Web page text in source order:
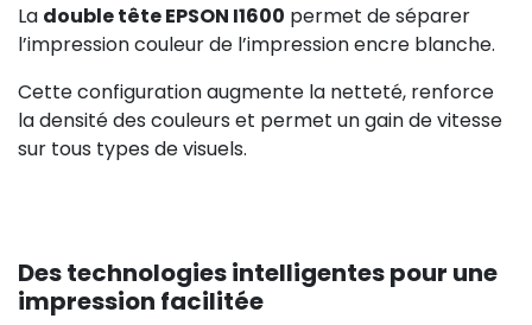
La double tête EPSON I1600 permet de séparer
l’impression couleur de l’impression encre blanche.
Cette configuration augmente la netteté, renforce
la densité des couleurs et permet un gain de vitesse
sur tous types de visuels.
Des technologies intelligentes pour une
impression facilitée